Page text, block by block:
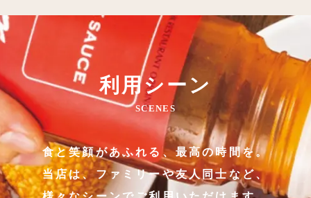
利用シーン
SCENES
食と笑顔があふれる、最高の時間を。
当店は、ファミリーや友人同士など、